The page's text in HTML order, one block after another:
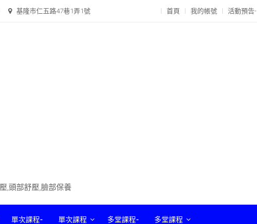
基隆市仁五路47巷1弄1號 首頁 我的帳號 活動預告-
,頭部舒壓,臉部保養
單次課程- 單次課程 多堂課程- 多堂課程